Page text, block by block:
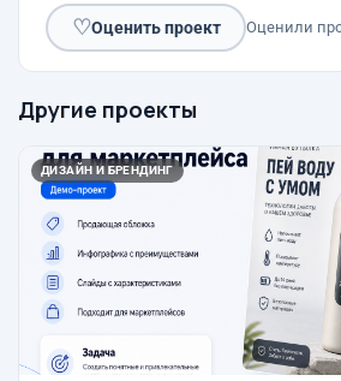
♡Оценить проект Оценили
Другие проекты
ДИЗАЙН И БРЕНДИНГ